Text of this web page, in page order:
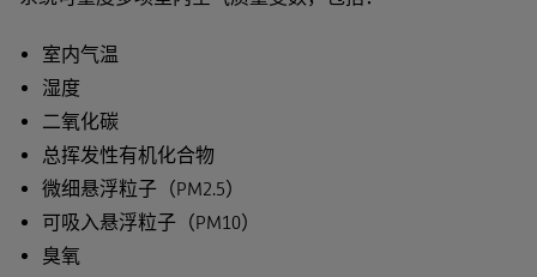
室内气温
湿度
二氧化碳
总挥发性有机化合物
微细悬浮粒子（PM2.5）
可吸入悬浮粒子（PM10）
臭氧